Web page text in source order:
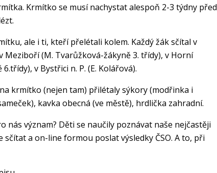
Krmítko se musí nachystat alespoň 2-3 týdny před
ale i ti, kteří přelétali kolem. Každý žák sčítal v
Meziboří(M. Tvarůžková-žákyně 3. třídy), v Horní
6.třídy), v Bystřici n. P. (E. Kolářová).
krmítko (nejen tam) přilétaly sýkory (modřinka i
, kavka obecná (ve městě), hrdlička zahradní.
nás význam? Děti se naučily poznávat naše nejčastěji
sčítat a on-line formou poslat výsledky ČSO. A to, při